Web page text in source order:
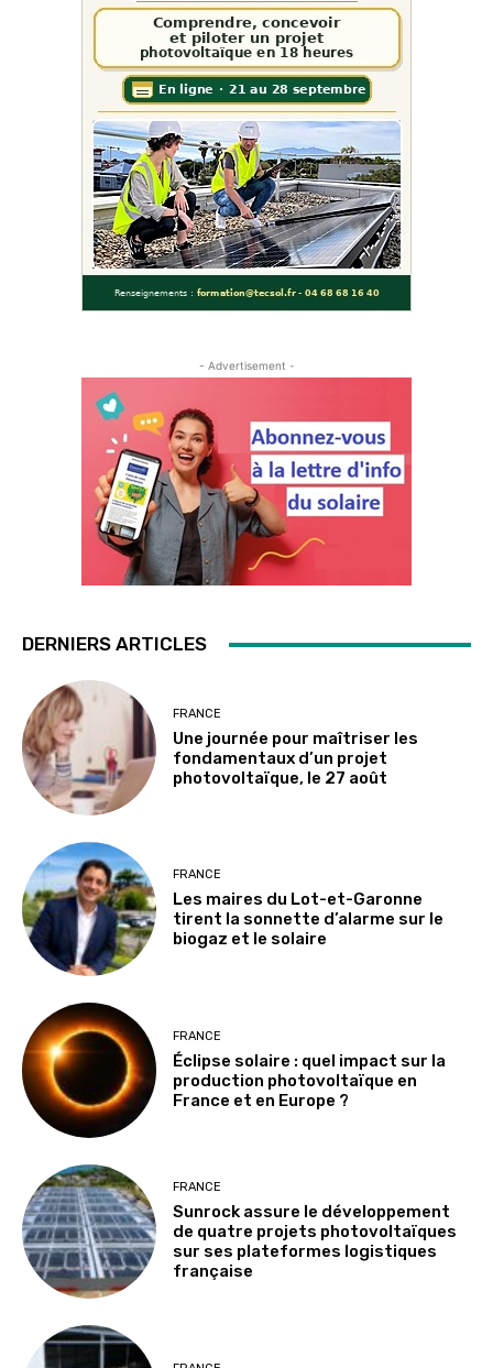
- Advertisement -
DERNIERS ARTICLES
FRANCE
Une journée pour maîtriser les
fondamentaux d’un projet
photovoltaïque, le 27 août
FRANCE
Les maires du Lot-et-Garonne
tirent la sonnette d’alarme sur le
biogaz et le solaire
FRANCE
Éclipse solaire : quel impact sur la
production photovoltaïque en
France et en Europe ?
FRANCE
Sunrock assure le développement
de quatre projets photovoltaïques
sur ses plateformes logistiques
française